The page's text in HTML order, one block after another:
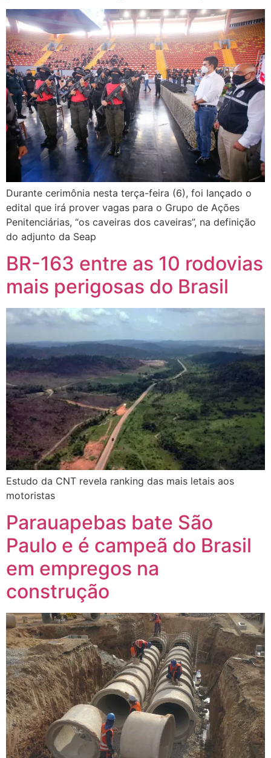
Durante cerimônia nesta terça-feira (6), foi lançado o
edital que irá prover vagas para o Grupo de Ações
Penitenciárias, “os caveiras dos caveiras”, na definição
do adjunto da Seap
BR-163 entre as 10 rodovias
mais perigosas do Brasil
Estudo da CNT revela ranking das mais letais aos
motoristas
Parauapebas bate São
Paulo e é campeã do Brasil
em empregos na
construção